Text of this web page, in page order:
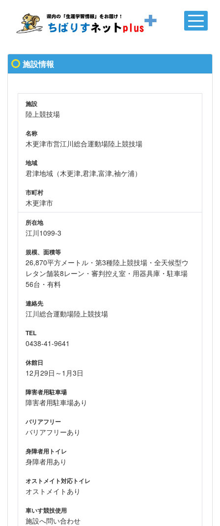
施設情報
施設
陸上競技場
名称
木更津市営江川総合運動場陸上競技場
地域
君津地域（木更津,君津,富津,袖ケ浦）
市町村
木更津市
所在地
江川1099-3
規模、面積等
26,870平方メートル・第3種陸上競技場・全天候型ウ
レタン舗装8レーン・審判控え室・用器具庫・駐車場
56台・有料
連絡先
江川総合運動場陸上競技場
TEL
0438-41-9641
休館日
12月29日～1月3日
障害者用駐車場
障害者用駐車場あり
バリアフリー
バリアフリーあり
身障者用トイレ
身障者用あり
オストメイト対応トイレ
オストメイトあり
車いす競技使用
施設へ問い合わせ